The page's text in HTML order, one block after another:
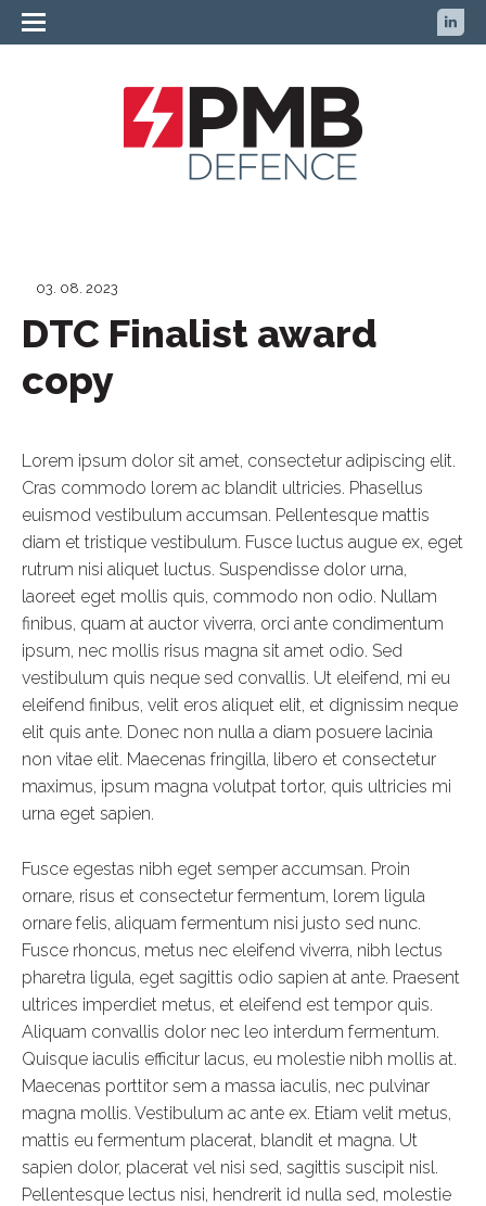
03. 08. 2023
DTC Finalist award
copy
Lorem ipsum dolor sit amet, consectetur adipiscing elit.
Cras commodo lorem ac blandit ultricies. Phasellus
euismod vestibulum accumsan. Pellentesque mattis
diam et tristique vestibulum. Fusce luctus augue ex, eget
rutrum nisi aliquet luctus. Suspendisse dolor urna,
laoreet eget mollis quis, commodo non odio. Nullam
finibus, quam at auctor viverra, orci ante condimentum
ipsum, nec mollis risus magna sit amet odio. Sed
vestibulum quis neque sed convallis. Ut eleifend, mi eu
eleifend finibus, velit eros aliquet elit, et dignissim neque
elit quis ante. Donec non nulla a diam posuere lacinia
non vitae elit. Maecenas fringilla, libero et consectetur
maximus, ipsum magna volutpat tortor, quis ultricies mi
urna eget sapien.
Fusce egestas nibh eget semper accumsan. Proin
ornare, risus et consectetur fermentum, lorem ligula
ornare felis, aliquam fermentum nisi justo sed nunc.
Fusce rhoncus, metus nec eleifend viverra, nibh lectus
pharetra ligula, eget sagittis odio sapien at ante. Praesent
ultrices imperdiet metus, et eleifend est tempor quis.
Aliquam convallis dolor nec leo interdum fermentum.
Quisque iaculis efficitur lacus, eu molestie nibh mollis at.
Maecenas porttitor sem a massa iaculis, nec pulvinar
magna mollis. Vestibulum ac ante ex. Etiam velit metus,
mattis eu fermentum placerat, blandit et magna. Ut
sapien dolor, placerat vel nisi sed, sagittis suscipit nisl.
Pellentesque lectus nisi, hendrerit id nulla sed, molestie